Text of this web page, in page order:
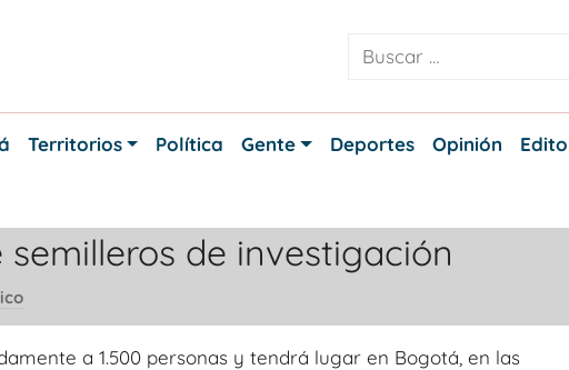
Territorios Política Gente Deportes Opinión
de investigación
a 1.500 personas y tendrá lugar en Bogotá, en las